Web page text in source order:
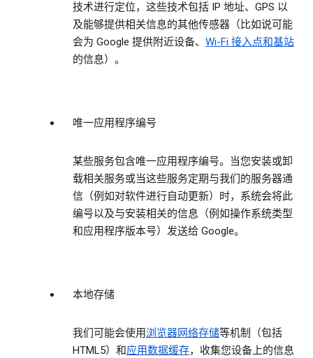
技术进行定位，这些技术包括 IP 地址、GPS 以
及能够提供相关信息的其他传感器（比如说可能
会为 Google 提供附近设备、 Wi-Fi 接入点和基站
的信息）。
唯一应用程序编号
某些服务包含唯一应用程序编号。当您安装或卸
载相关服务或当这些服务定期与我们的服务器通
信（例如对软件进行自动更新）时，系统会将此
编号以及与安装相关的信息（例如操作系统类型
和应用程序版本号）发送给 Google。
本地存储
我们可能会使用浏览器网络存储等机制（包括
HTML5）和应用数据缓存，收集您设备上的信息